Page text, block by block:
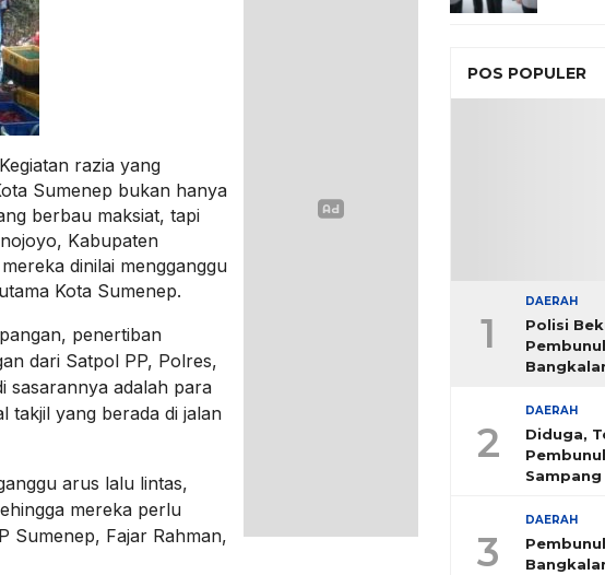
razia yang
Sumenep bukan hanya
berbau maksiat, tapi
Kabupaten
dinilai mengganggu
Kota Sumenep.
penertiban
dari Satpol PP, Polres,
sasarannya adalah para
takjil yang berada di jalan
arus lalu lintas,
mereka perlu
Sumenep, Fajar Rahman,
POS POPULER
1
DAERAH
Polisi
2
DAERAH
Diduga,
Sampang
3
DAERAH